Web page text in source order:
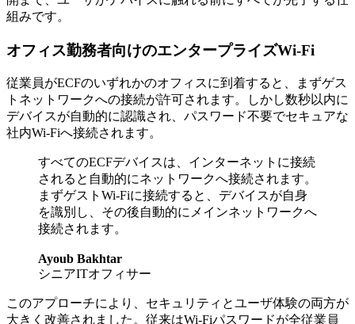
組みです。
オフィス勤務者向けのエンタープライズWi-Fi
従業員がECFのいずれかのオフィスに到着すると、まずゲス
トネットワークへの接続が許可されます。しかし数秒以内に
デバイスが自動的に認識され、パスワード不要でセキュアな
社内Wi-Fiへ接続されます。
すべてのECFデバイスは、インターネットに接続
されると自動的にネットワークへ接続されます。
まずゲストWi-Fiに接続すると、デバイスが自身
を識別し、その後自動的にメインネットワークへ
接続されます。
Ayoub Bakhtar
シニアITオフィサー
このアプローチにより、セキュリティとユーザ体験の両方が
大きく改善されました。従来はWi-Fiパスワードが全従業員